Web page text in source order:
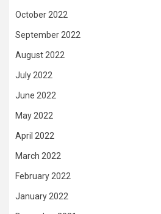
October 2022
September 2022
August 2022
July 2022
June 2022
May 2022
April 2022
March 2022
February 2022
January 2022